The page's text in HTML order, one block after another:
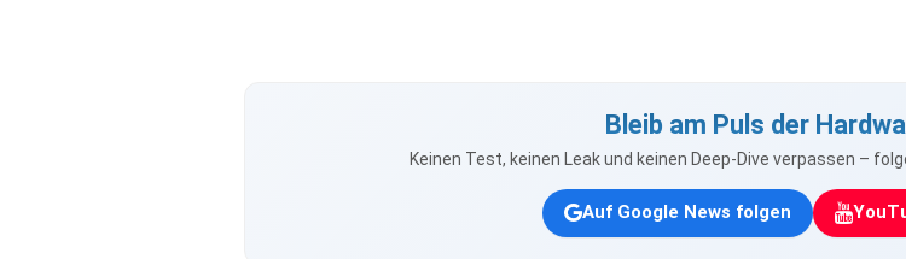
Bleib am Puls der
Keinen Test, keinen Leak und keinen Deep-Dive verpassen –
Auf Google News folgen